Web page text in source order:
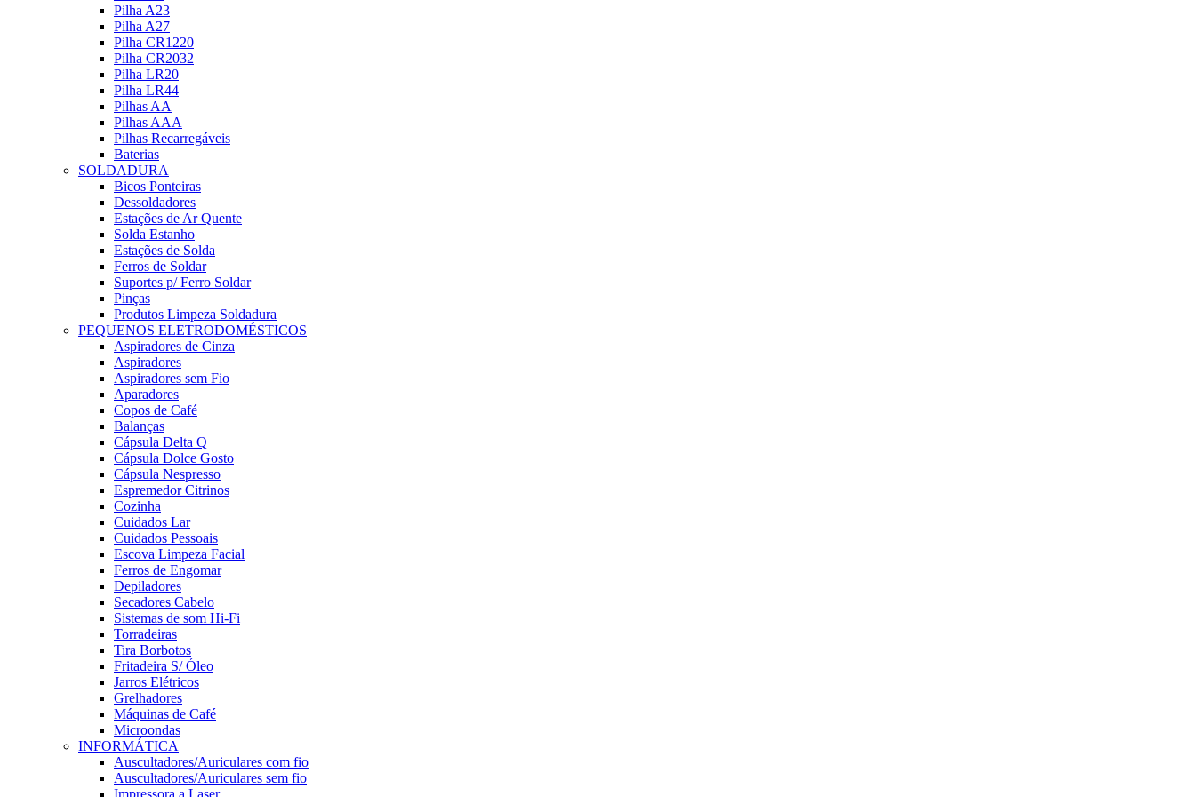
Pilha A23
Pilha A27
Pilha CR1220
Pilha CR2032
Pilha LR20
Pilha LR44
Pilhas AA
Pilhas AAA
Pilhas Recarregáveis
Baterias
SOLDADURA
Bicos Ponteiras
Dessoldadores
Estações de Ar Quente
Solda Estanho
Estações de Solda
Ferros de Soldar
Suportes p/ Ferro Soldar
Pinças
Produtos Limpeza Soldadura
PEQUENOS ELETRODOMÉSTICOS
Aspiradores de Cinza
Aspiradores
Aspiradores sem Fio
Aparadores
Copos de Café
Balanças
Cápsula Delta Q
Cápsula Dolce Gosto
Cápsula Nespresso
Espremedor Citrinos
Cozinha
Cuidados Lar
Cuidados Pessoais
Escova Limpeza Facial
Ferros de Engomar
Depiladores
Secadores Cabelo
Sistemas de som Hi-Fi
Torradeiras
Tira Borbotos
Fritadeira S/ Óleo
Jarros Elétricos
Grelhadores
Máquinas de Café
Microondas
INFORMÁTICA
Auscultadores/Auriculares com fio
Auscultadores/Auriculares sem fio
Impressora a Laser